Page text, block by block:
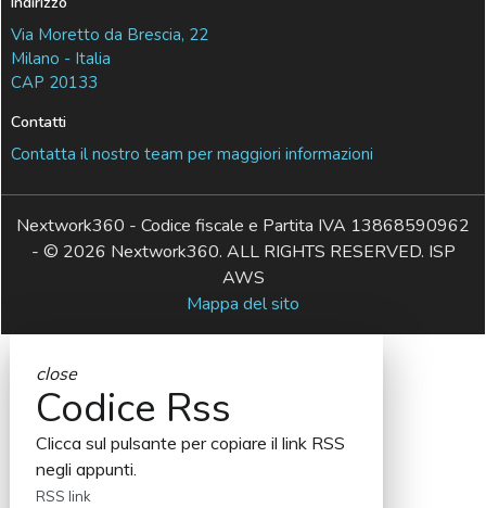
Via Moretto da Brescia, 22
Milano - Italia
CAP 20133
Contatti
Contatta il nostro team per maggiori informazioni
Nextwork360 - Codice fiscale e Partita IVA 13868590962
- © 2026 Nextwork360. ALL RIGHTS RESERVED. ISP
AWS
Mappa del sito
close
Codice Rss
Clicca sul pulsante per copiare il link RSS
negli appunti.
RSS link